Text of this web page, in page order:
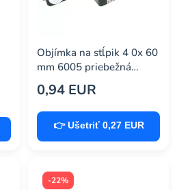
Objímka na stĺpik 4 0x 60
mm 6005 priebežná
7063670
0,94 EUR
👉 Ušetriť 0,27 EUR
-22%